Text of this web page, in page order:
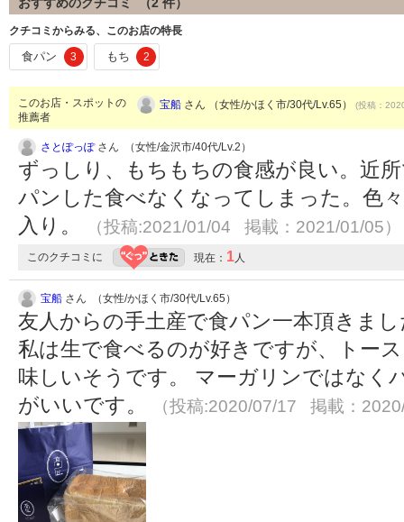
クチコミからみる、このお店の特長
食パン 3 もち 2
このお店・スポットの
推薦者
宝船 さん （女性/かほく市/30代/Lv.65） (投稿：
さとぽっぽさん （女性/金沢市/40代/Lv.2）
ずっしり、もちもちの食感が良い。近
パンした食べなくなってしまった。色
入り。
（投稿:2021/01/04 掲載：2021/01/05）
このクチコミに 現在： 1 人
宝船 さん （女性/かほく市/30代/Lv.65）
友人からの手土産で食パン一本頂きま
私は生で食べるのが好きですが、トー
味しいそうです。 マーガリンではなく
がいいです。
（投稿:2020/07/17 掲載：